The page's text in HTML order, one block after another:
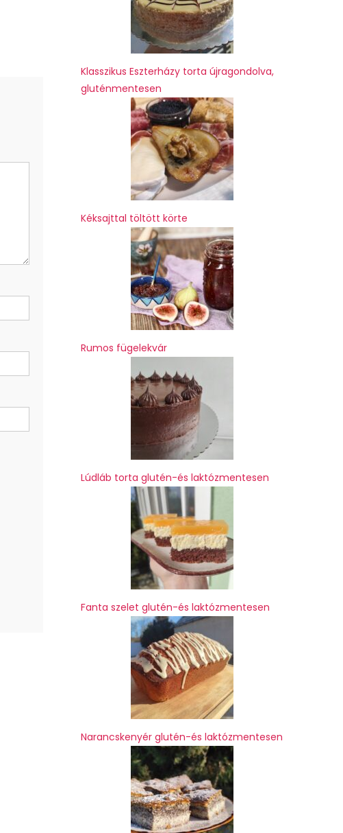
Klasszikus Eszterházy torta újragondolva,
gluténmentesen
Kéksajttal töltött körte
Rumos fügelekvár
Lúdláb torta glutén-és laktózmentesen
Fanta szelet glutén-és laktózmentesen
Narancskenyér glutén-és laktózmentesen